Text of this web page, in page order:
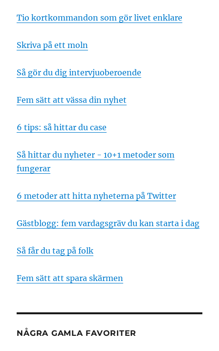
Tio kortkommandon som gör livet enklare
Skriva på ett moln
Så gör du dig intervjuoberoende
Fem sätt att vässa din nyhet
6 tips: så hittar du case
Så hittar du nyheter - 10+1 metoder som
fungerar
6 metoder att hitta nyheterna på Twitter
Gästblogg: fem vardagsgräv du kan starta i dag
Så får du tag på folk
Fem sätt att spara skärmen
NÅGRA GAMLA FAVORITER